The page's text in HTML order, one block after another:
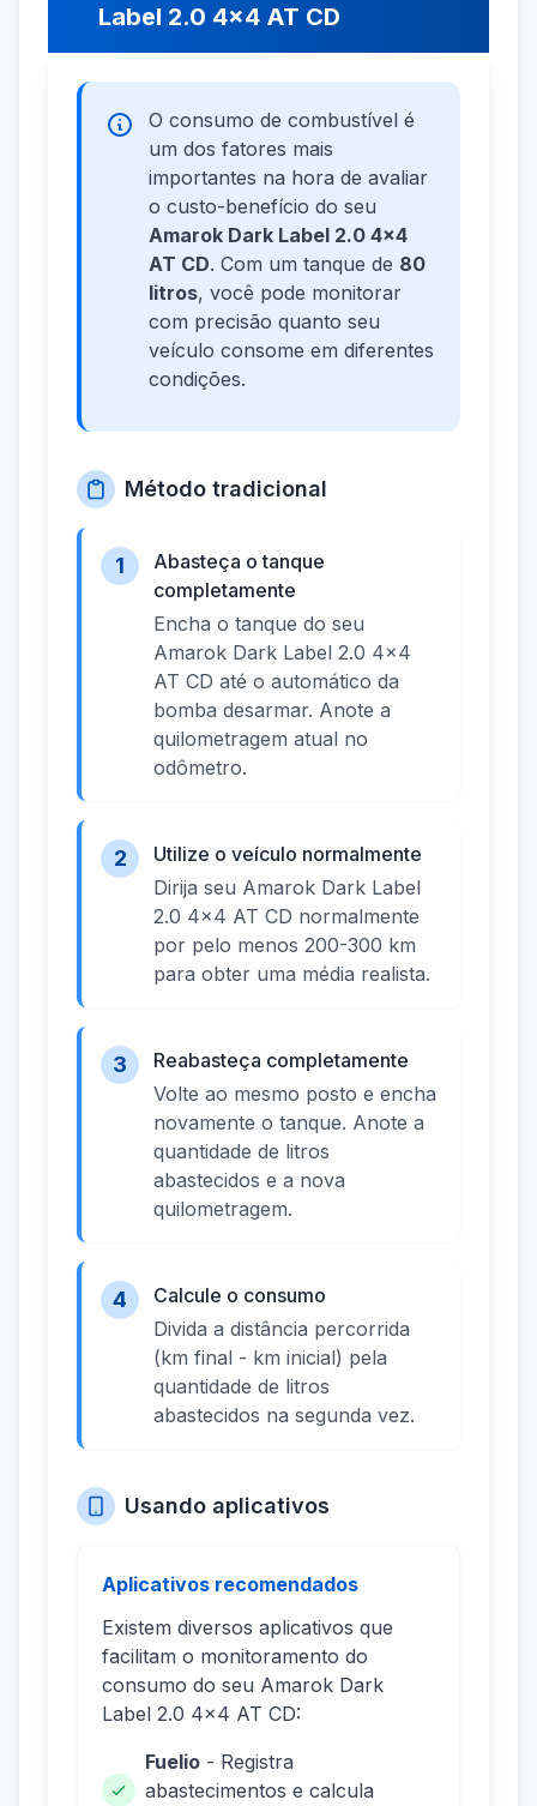
Label 2.0 4x4 AT CD
O consumo de combustível é
um dos fatores mais
importantes na hora de avaliar
o custo-benefício do seu
Amarok Dark Label 2.0 4x4
AT CD. Com um tanque de 80
litros, você pode monitorar
com precisão quanto seu
veículo consome em diferentes
condições.
Método tradicional
1
Abasteça o tanque
completamente
Encha o tanque do seu
Amarok Dark Label 2.0 4x4
AT CD até o automático da
bomba desarmar. Anote a
quilometragem atual no
odômetro.
2
Utilize o veículo normalmente
Dirija seu Amarok Dark Label
2.0 4x4 AT CD normalmente
por pelo menos 200-300 km
para obter uma média realista.
3
Reabasteça completamente
Volte ao mesmo posto e encha
novamente o tanque. Anote a
quantidade de litros
abastecidos e a nova
quilometragem.
4
Calcule o consumo
Divida a distância percorrida
(km final - km inicial) pela
quantidade de litros
abastecidos na segunda vez.
Usando aplicativos
Aplicativos recomendados
Existem diversos aplicativos que
facilitam o monitoramento do
consumo do seu Amarok Dark
Label 2.0 4x4 AT CD:
Fuelio - Registra
abastecimentos e calcula